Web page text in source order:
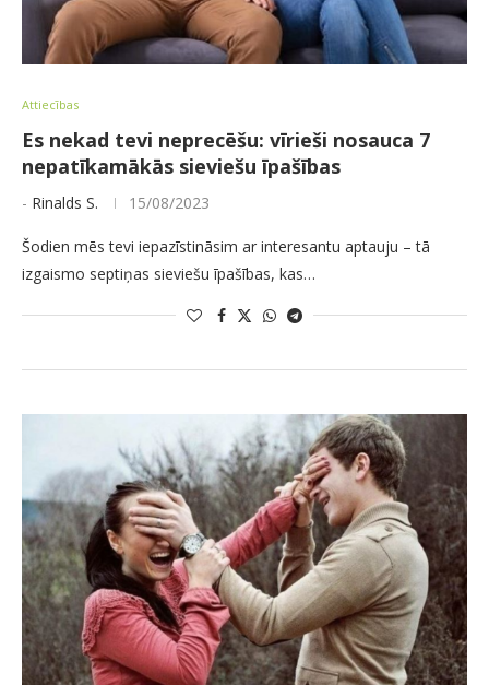
Attiecības
Es nekad tevi neprecēšu: vīrieši nosauca 7
nepatīkamākās sieviešu īpašības
- Rinalds S. 15/08/2023
Šodien mēs tevi iepazīstināsim ar interesantu aptauju – tā
izgaismo septiņas sieviešu īpašības, kas…